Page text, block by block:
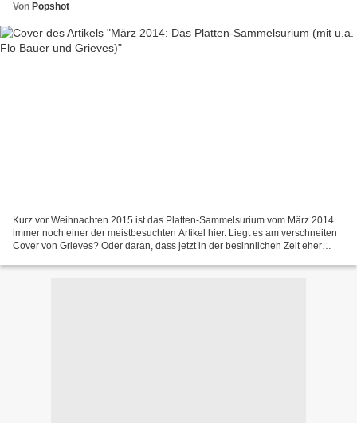
Von Popshot
Kurz vor Weihnachten 2015 ist das Platten-Sammelsurium vom März 2014
immer noch einer der meistbesuchten Artikel hier. Liegt es am verschneiten
Cover von Grieves? Oder daran, dass jetzt in der besinnlichen Zeit eher